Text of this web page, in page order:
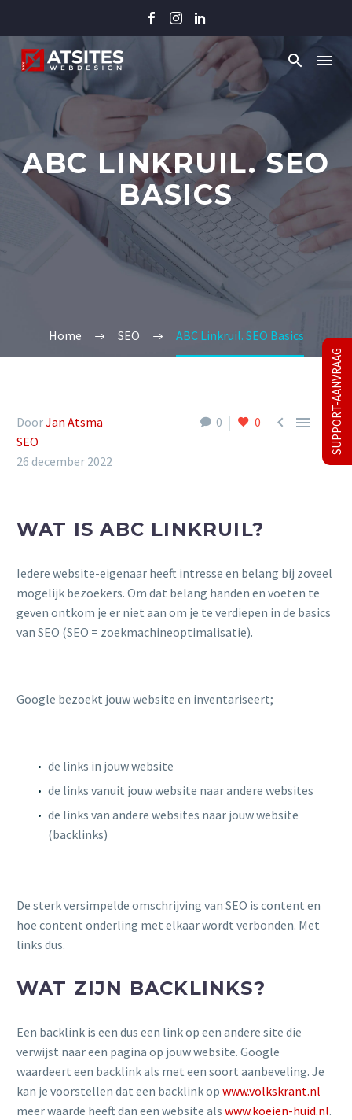
ABC LINKRUIL. SEO
BASICS
Home SEO ABC Linkruil. SEO Basics
0 0   
DoorJan Atsma
SEO
26 december 2022
WAT IS ABC LINKRUIL?
Iedere website-eigenaar heeft intresse en belang bij zoveel
mogelijk bezoekers. Om dat belang handen en voeten te
geven ontkom je er niet aan om je te verdiepen in de basics
van SEO (SEO = zoekmachineoptimalisatie).
Google bezoekt jouw website en inventariseert;
de links in jouw website
de links vanuit jouw website naar andere websites
de links van andere websites naar jouw website
(backlinks)
De sterk versimpelde omschrijving van SEO is content en
hoe content onderling met elkaar wordt verbonden. Met
links dus.
WAT ZIJN BACKLINKS?
Een backlink is een dus een link op een andere site die
verwijst naar een pagina op jouw website. Google
waardeert een backlink als met een soort aanbeveling. Je
kan je voorstellen dat een backlink op www.volkskrant.nl
meer waarde heeft dan een website als www.koeien-huid.nl.
SUPPORT-AANVRAAG